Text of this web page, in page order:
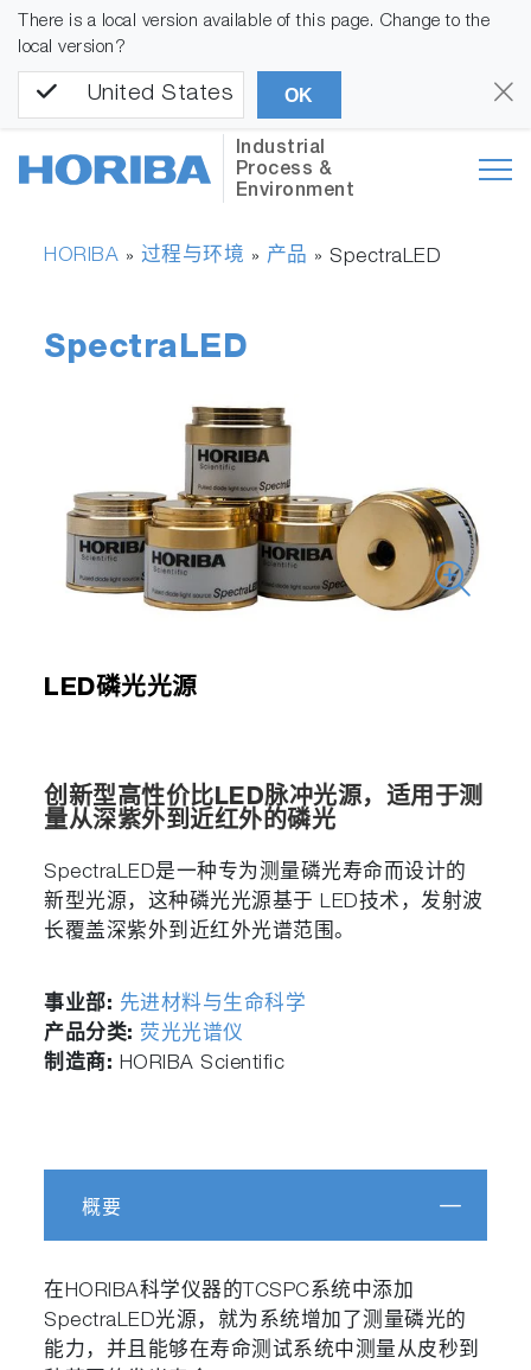
There is a local version available of this page. Change to the
local version?
United States OK
Industrial
Process &
Environment
HORIBA » 过程与环境 » 产品 » SpectraLED
SpectraLED
LED磷光光源
创新型高性价比LED脉冲光源，适用于测
量从深紫外到近红外的磷光
SpectraLED是一种专为测量磷光寿命而设计的
新型光源，这种磷光光源基于 LED技术，发射波
长覆盖深紫外到近红外光谱范围。
事业部: 先进材料与生命科学
产品分类: 荧光光谱仪
制造商: HORIBA Scientific
概要
在HORIBA科学仪器的TCSPC系统中添加
SpectraLED光源，就为系统增加了测量磷光的
能力，并且能够在寿命测试系统中测量从皮秒到